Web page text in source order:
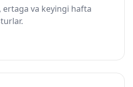
va keyingi hafta